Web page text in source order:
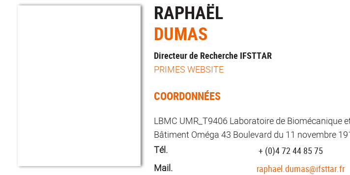
RAPHAËL
DUMAS
Directeur de Recherche IFSTTAR
PRIMES WEBSITE
COORDONNÉES
LBMC UMR_T9406 Laboratoire de Biomécanique
Bâtiment Oméga 43 Boulevard du 11 novembre
Tél.
+ (0)4 72 44 85 75
Mail.
raphael.dumas@ifsttar.fr